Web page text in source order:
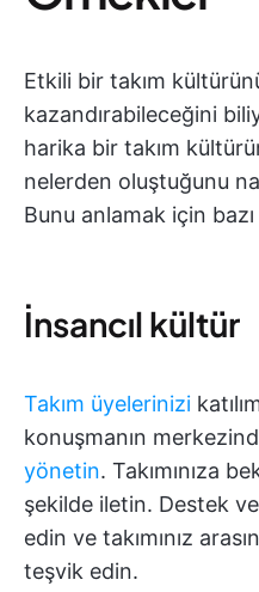
Etkili bir takım
kazandırabileceğini
harika bir takım
nelerden oluştuğunu
Bunu anlamak için
İnsancıl kültür
Takım üyelerinizi
konuşmanın
yönetin. Takımınıza
şekilde iletin. Destek
edin ve takımınız
teşvik edin.